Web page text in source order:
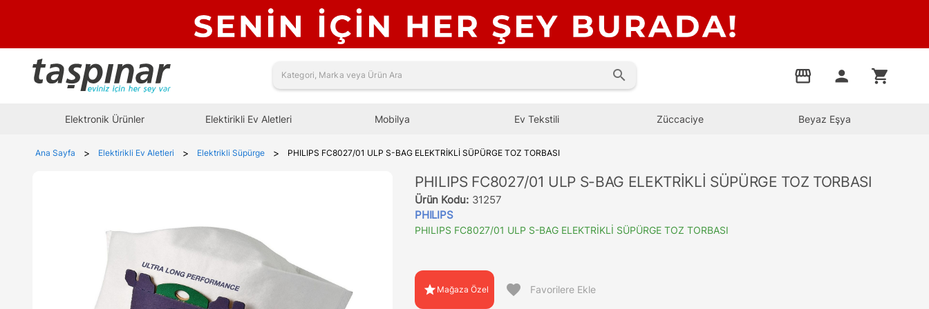
search storefront person shopping_cart
Elektronik Ürünler Elektirikli Ev Aletleri Mobilya Ev Tekstili Züccaciye Beyaz Eşya
Ana Sayfa > Elektirikli Ev Aletleri > Elektrikli Süpürge > PHILIPS FC8027/01 ULP S-BAG ELEKTRİKLİ SÜPÜRGE TOZ TORBASI
PHILIPS FC8027/01 ULP S-BAG ELEKTRİKLİ SÜPÜRGE TOZ TORBASI
Ürün Kodu: 31257
PHILIPS
PHILIPS FC8027/01 ULP S-BAG ELEKTRİKLİ SÜPÜRGE TOZ TORBASI
star Mağaza Özel favorite Favorilere Ekle